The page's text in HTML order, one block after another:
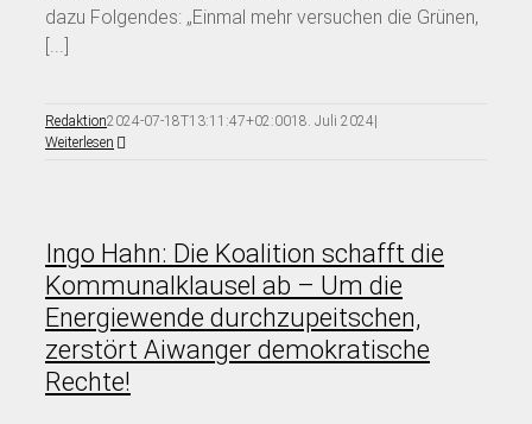
dazu Folgendes: „Einmal mehr versuchen die Grünen,
[...]
Redaktion2024-07-18T13:11:47+02:0018. Juli 2024|
Weiterlesen
Ingo Hahn: Die Koalition schafft die
Kommunalklausel ab – Um die
Energiewende durchzupeitschen,
zerstört Aiwanger demokratische
Rechte!